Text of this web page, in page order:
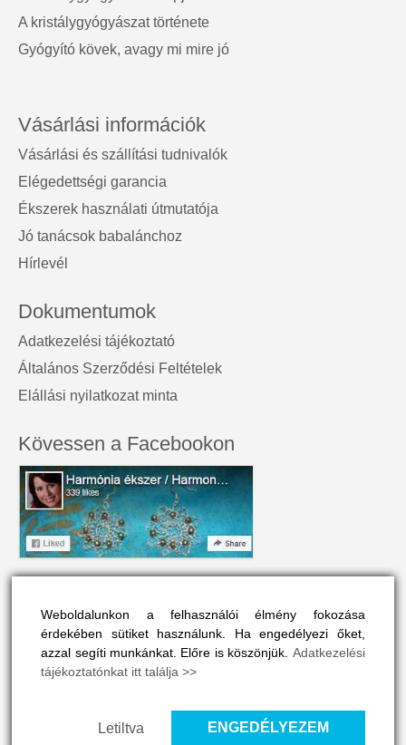
A kristálygyógyászat története
Gyógyító kövek, avagy mi mire jó
Vásárlási információk
Vásárlási és szállítási tudnivalók
Elégedettségi garancia
Ékszerek használati útmutatója
Jó tanácsok babalánchoz
Hírlevél
Dokumentumok
Adatkezelési tájékoztató
Általános Szerződési Feltételek
Elállási nyilatkozat minta
Kövessen a Facebookon
A Harmónia Ékszer az egyéniség szépségét tükrözi.
Olyan színes és vonzó, mint a viselője maga.
A honlapon drágakövek, ásványok és gyógyító kövek vélt
Weboldalunkon a felhasználói élmény fokozása
érdekében sütiket használunk. Ha engedélyezi őket,
azzal segíti munkánkat. Előre is köszönjük. Adatkezelési
tájékoztatónkat itt találja >>
ENGEDÉLYEZEM
Letiltva